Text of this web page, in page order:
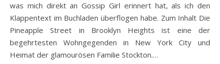
was mich direkt an Gossip Girl erinnert hat, als ich den
Klappentext im Buchladen überflogen habe. Zum Inhalt Die
Pineapple Street in Brooklyn Heights ist eine der
begehrtesten Wohngegenden in New York City und
Heimat der glamourösen Familie Stockton.…